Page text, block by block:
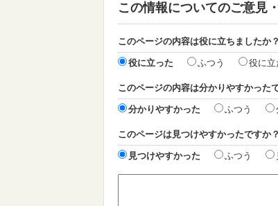
この情報についてのご意見
このページの内容は役に立ちましたか？
役に立った ふつう 役に立
このページの内容は分かりやすかった
分かりやすかった ふつう
このページは見つけやすかったですか？
見つけやすかった ふつう